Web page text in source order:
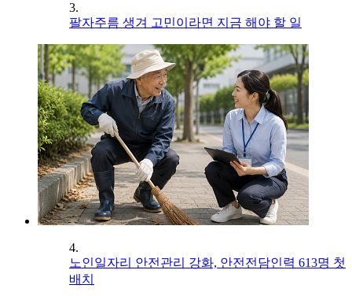
3.
팔자주름 생겨 고민이라면 지금 해야 할 일
4.
노인일자리 안전관리 강화, 안전전담인력 613명 첫
배치